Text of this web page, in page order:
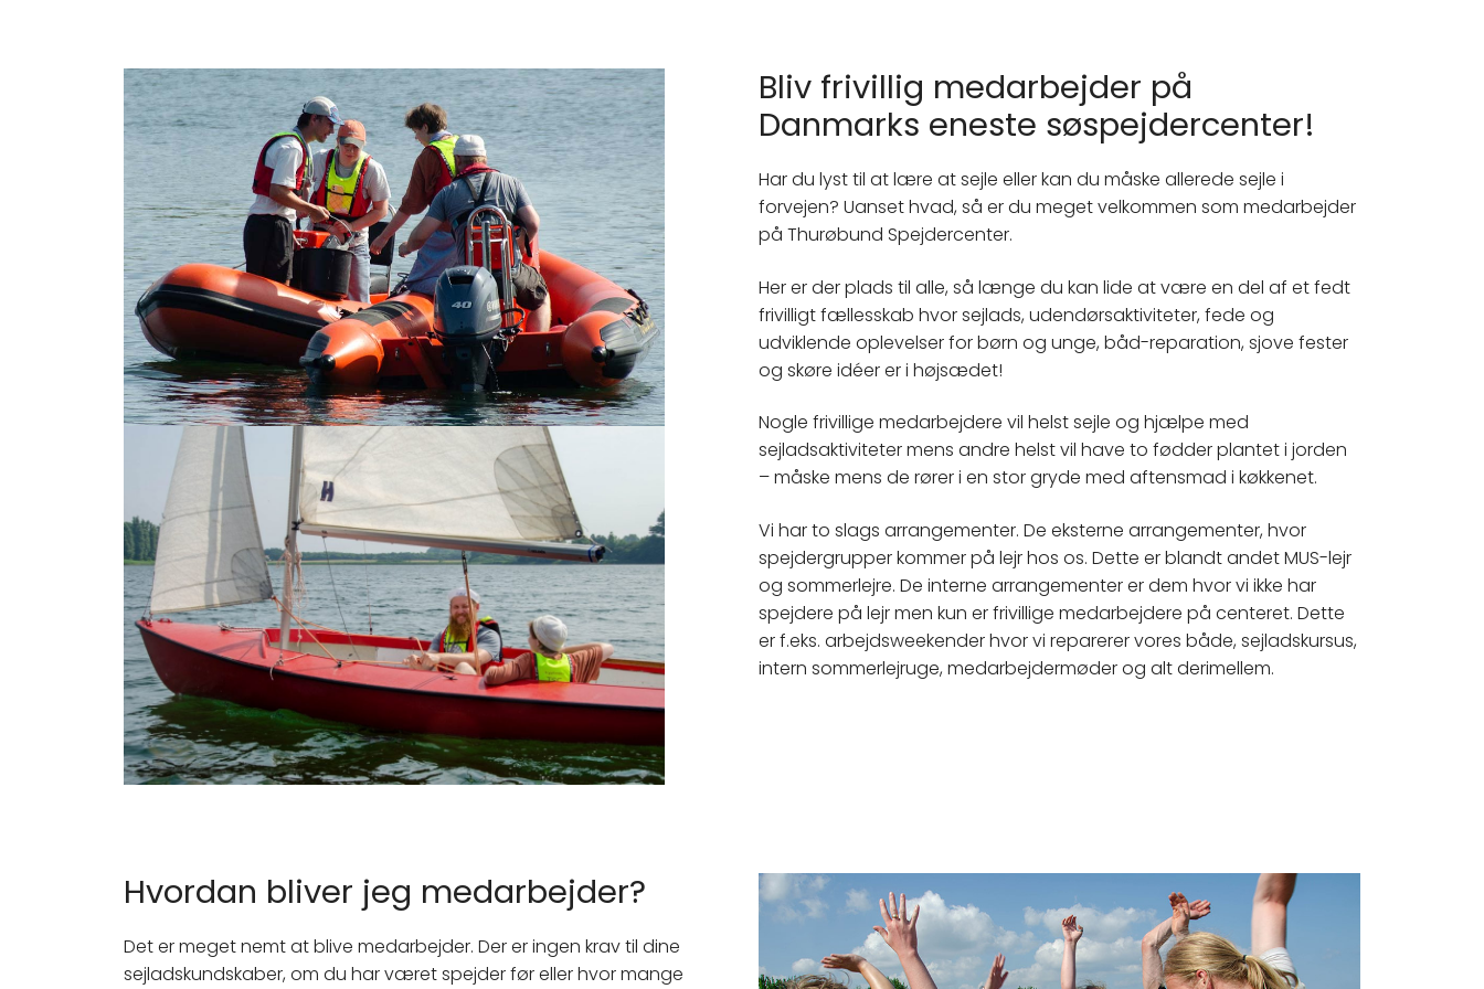
Bliv frivillig medarbejder på
Danmarks eneste søspejdercenter!
Har du lyst til at lære at sejle eller kan du måske allerede sejle i
forvejen? Uanset hvad, så er du meget velkommen som medarbejder
på Thurøbund Spejdercenter.
Her er der plads til alle, så længe du kan lide at være en del af et fedt
frivilligt fællesskab hvor sejlads, udendørsaktiviteter, fede og
udviklende oplevelser for børn og unge, båd-reparation, sjove fester
og skøre idéer er i højsædet!
Nogle frivillige medarbejdere vil helst sejle og hjælpe med
sejladsaktiviteter mens andre helst vil have to fødder plantet i jorden
– måske mens de rører i en stor gryde med aftensmad i køkkenet.
Vi har to slags arrangementer. De eksterne arrangementer, hvor
spejdergrupper kommer på lejr hos os. Dette er blandt andet MUS-lejr
og sommerlejre. De interne arrangementer er dem hvor vi ikke har
spejdere på lejr men kun er frivillige medarbejdere på centeret. Dette
er f.eks. arbejdsweekender hvor vi reparerer vores både, sejladskursus,
intern sommerlejruge, medarbejdermøder og alt derimellem.
Hvordan bliver jeg medarbejder?
Det er meget nemt at blive medarbejder. Der er ingen krav til dine
sejladskundskaber, om du har været spejder før eller hvor mange